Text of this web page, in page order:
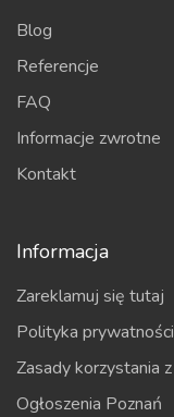
Blog
Referencje
FAQ
Informacje zwrotne
Kontakt
Informacja
Zareklamuj się tutaj
Polityka prywatności
Zasady korzystania
Ogłoszenia Poznań